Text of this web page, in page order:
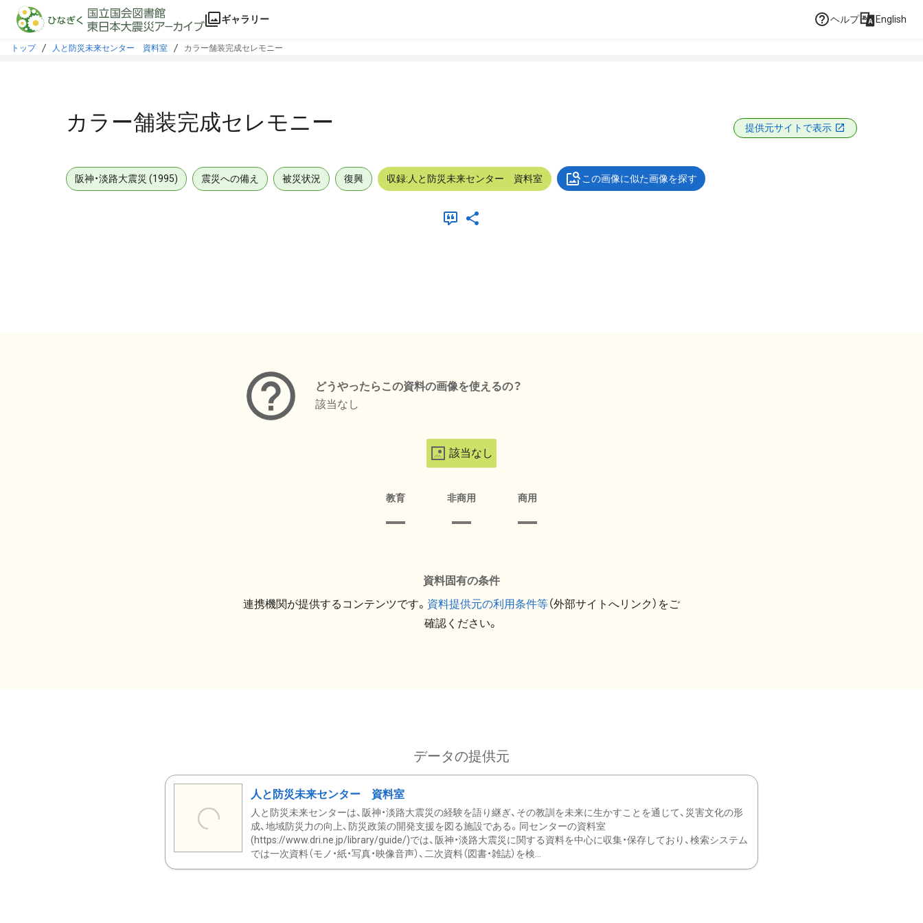
本文に飛ぶ
ギャラリー ヘルプ English
トップ 人と防災未来センター 資料室 カラー舗装完成セレモニー
カラー舗装完成セレモニー 提供元サイトで表示
阪神・淡路大震災 (1995) 震災への備え 被災状況 復興 収録:人と防災未来センター 資料室 この画像に似た画像を探す
どうやったらこの資料の画像を使えるの？
該当なし
該当なし
教育 非商用 商用
資料固有の条件
連携機関が提供するコンテンツです。 資料提供元の利用条件等（外部サイトへリンク）をご
確認ください。
データの提供元
人と防災未来センター 資料室
人と防災未来センターは、阪神・淡路大震災の経験を語り継ぎ、その教訓を未来に生かすことを通じて、災害文化の形
成、地域防災力の向上、防災政策の開発支援を図る施設である。同センターの資料室
(https://www.dri.ne.jp/library/guide/)では、阪神・淡路大震災に関する資料を中心に収集・保存しており、検索システム
では一次資料（モノ・紙・写真・映像音声）、二次資料（図書・雑誌）を検...